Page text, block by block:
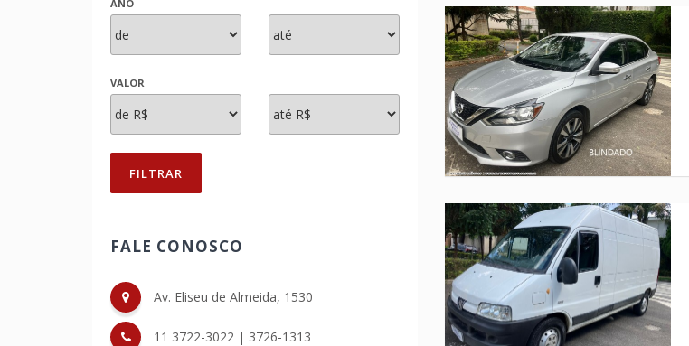
ANO
VALOR
FILTRAR
FALE CONOSCO
Av. Eliseu de Almeida, 1530
11 3722-3022 | 3726-1313